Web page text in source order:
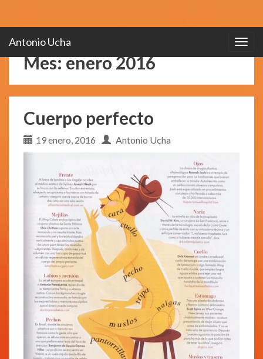
Antonio Ucha
Mes: enero 2016
Cuerpo perfecto
19 enero, 2016 Antonio Ucha